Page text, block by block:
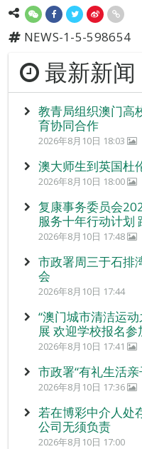
NEWS-1-5-598654
最新新闻
教青局组织澳门高
育协同合作
2026年8月10日 18:03
澳大师生到英国杜
2026年8月10日 18:00
复康事务委员会
服务十年行动计划
2026年8月10日 17:48
市政署周三于石排
会
2026年8月10日 17:44
“澳门城市清洁运
展 欢迎学校报名参
2026年8月10日 17:41
市政署“有礼生活
2026年8月10日 17:36
若在博彩中介人处
公司无须负责
2026年8月10日 17:00